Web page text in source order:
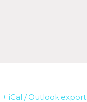
+ iCal / Outlook export